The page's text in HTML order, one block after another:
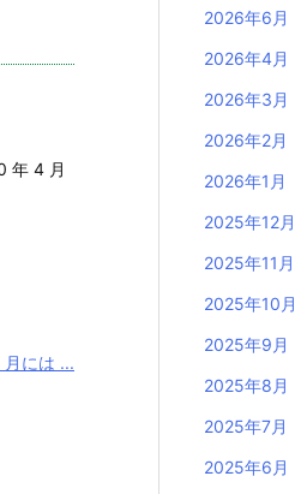
年 4 月
には ...
2026年6月
2026年4月
2026年3月
2026年2月
2026年1月
2025年12月
2025年11月
2025年10月
2025年9月
2025年8月
2025年7月
2025年6月